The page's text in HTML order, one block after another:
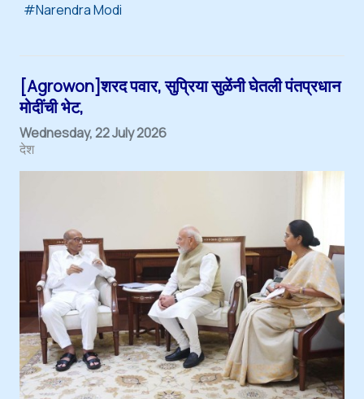
Narendra Modi
[Agrowon]शरद पवार, सुप्रिया सुळेंनी घेतली पंतप्रधान
मोदींची भेट,
Wednesday, 22 July 2026
देश